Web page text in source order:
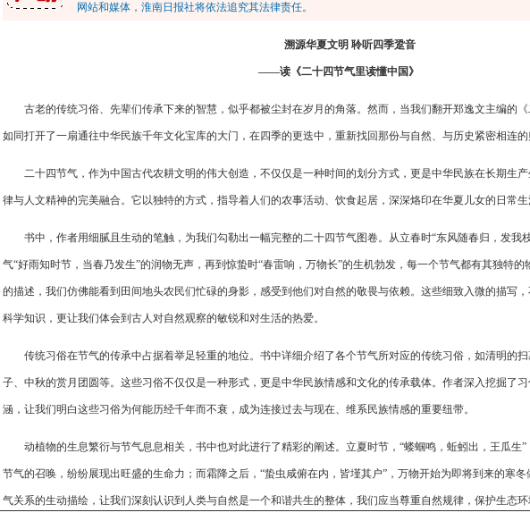
网站和媒体，淮南日报社将依法追究其法律责任。
溯源华夏文明 聆听四季跫音
——读《二十四节气里读懂中国》
古老的传统习俗、先辈们传承下来的智慧，似乎都被尘封在岁月的角落。然而，当我们翻开郑逸文主编的
如同打开了一扇通往中华民族千年文化宝库的大门，在四季的更迭中，重新找回那份与自然、与历史紧密相连的
二十四节气，作为中国古代农耕文明的伟大创造，不仅仅是一种时间的划分方式，更是中华民族在长期生
律与人文精神的完美融合。它以独特的方式，指导着人们的农事活动、饮食起居，深深烙印在华夏儿女的日常生
书中，作者用细腻且生动的笔触，为我们勾勒出一幅完整的二十四节气图卷。从立春时“东风随春归，发我
气“好雨知时节，当春乃发生”的润物无声，再到惊蛰时“春雷响，万物长”的生机勃发，每一个节气都有其独特
的描述，我们仿佛能看到田间地头农民们忙碌的身影，感受到他们对自然的敬畏与依赖。这些细致入微的描写
科学知识，更让我们体会到古人对自然观察的敏锐和对生活的热爱。
传统习俗在节气的传承中占据着举足轻重的地位。书中详细介绍了各个节气所对应的传统习俗，如清明的
子、中秋的赏月团圆等。这些习俗不仅仅是一种形式，更是中华民族情感和文化的传承载体。作者深入挖掘了
涵，让我们明白这些习俗为何能历经千年而不衰，成为连接过去与现在、维系民族情感的重要纽带。
动植物的生息繁衍与节气息息相关，书中也对此进行了精彩的阐述。立夏时节，“蝼蝈鸣，蚯蚓出，王瓜生
节气的召唤，纷纷展现出旺盛的生命力；而霜降之后，“蛰虫咸俯在内，皆墐其户”，万物开始为即将到来的寒
气关系的生动描绘，让我们深刻认识到人类与自然是一个和谐共生的整体，我们应当尊重自然规律，保护生态环